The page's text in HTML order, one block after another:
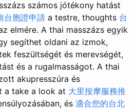
számos jótékony hatást
台胞證申請 a testre, thoughts 台
elmére. A thai masszázs egyik
segíthet oldani az izmok,
feszültségét és merevségét,
és a rugalmasságot. A thai
akupresszúra és
a take a look at 大里按摩服務推
és 適合您的台北